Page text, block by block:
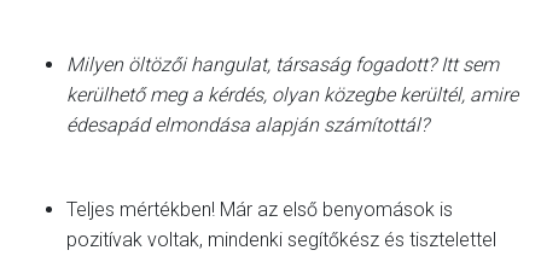
Milyen öltözői hangulat, társaság fogadott? Itt sem
kerülhető meg a kérdés, olyan közegbe kerültél, amire
édesapád elmondása alapján számítottál?
Teljes mértékben! Már az első benyomások is
pozitívak voltak, mindenki segítőkész és tisztelettel